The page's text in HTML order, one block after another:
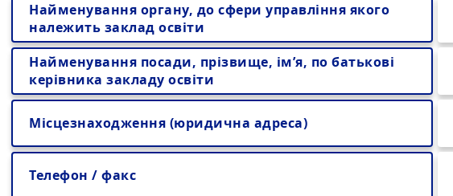
Найменування органу, до сфери управління якого
належить заклад освіти
Найменування посади, прізвище, ім’я, по батькові
керівника закладу освіти
Місцезнаходження (юридична адреса)
Телефон / факс